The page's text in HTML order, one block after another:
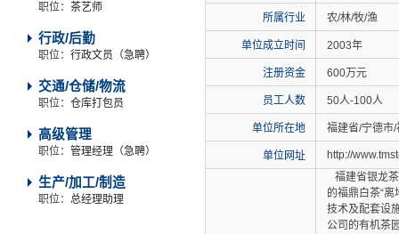
职位： 茶艺师
行政/后勤
职位： 行政文员（急聘）
交通/仓储/物流
职位： 仓库打包员
高级管理
职位： 管理经理（急聘）
生产/加工/制造
职位： 总经理助理
所属行业 农/林/牧/渔
单位成立时间 2003年
注册资金 600万元
员工人数 50人-100人
单位所在地 福建省/宁德市
单位网址 http://
福建省银龙
的福鼎白茶“
技术及配套设
公司的有机茶